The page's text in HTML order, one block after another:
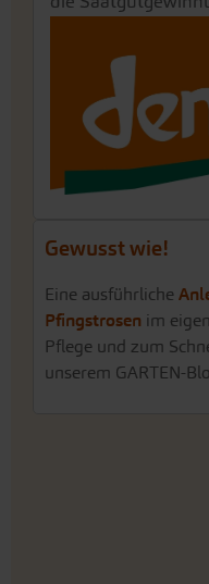
Gewusst wie!
Eine ausführliche
Pfingstrosen im
Pflege und zum
unserem GARTEN-